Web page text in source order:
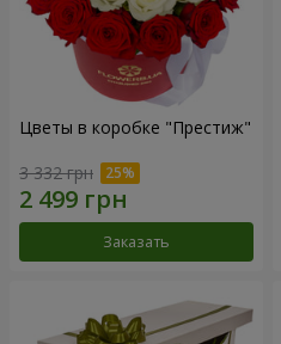
Цветы в коробке "Престиж"
3 332 грн
Заказать